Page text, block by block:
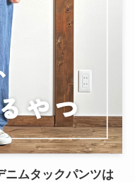
ニムタックパンツは